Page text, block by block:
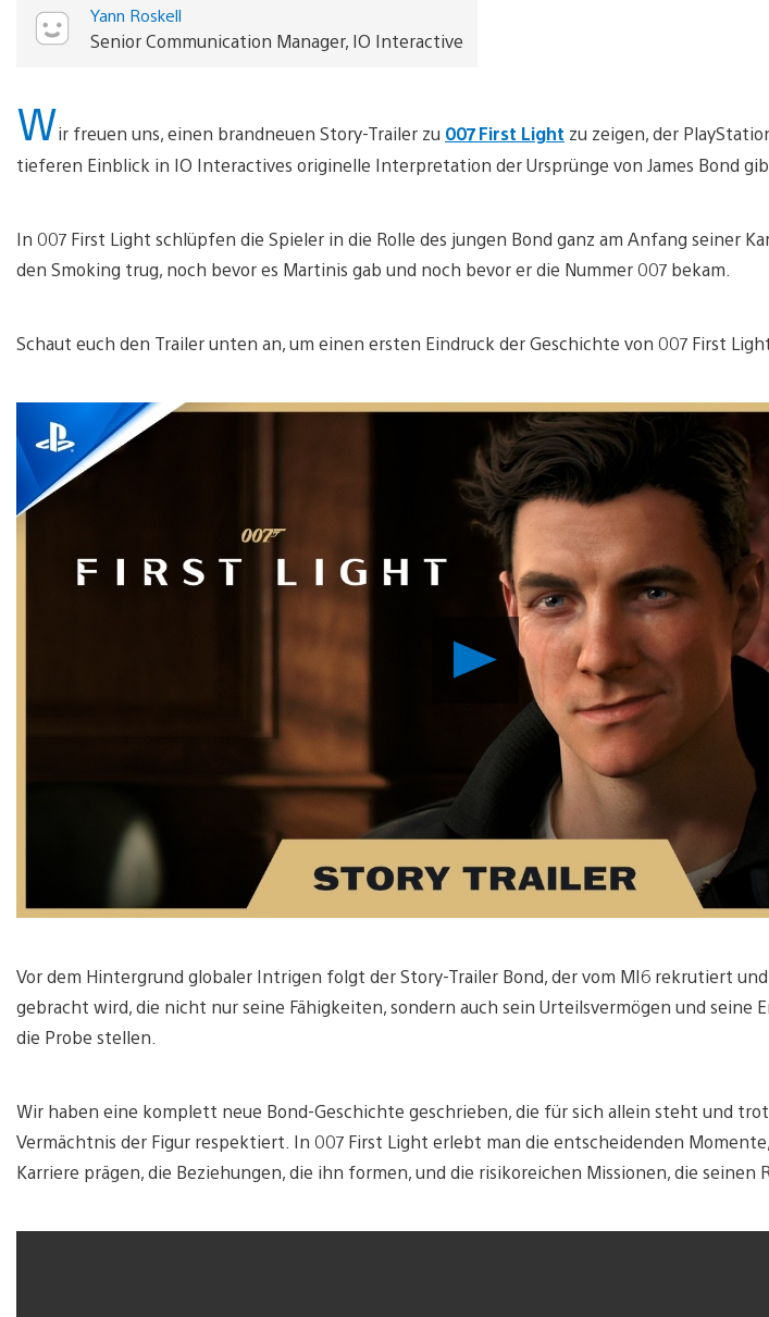
Yann Roskell
Senior Communication Manager, IO Interactive
Wir freuen uns, einen brandneuen Story-Trailer zu 007 First Light zu zeigen, der
tieferen Einblick in IO Interactives originelle Interpretation der Ursprünge von James Bond
In 007 First Light schlüpfen die Spieler in die Rolle des jungen Bond ganz am Anfang seiner
den Smoking trug, noch bevor es Martinis gab und noch bevor er die Nummer 007 bekam.
Schaut euch den Trailer unten an, um einen ersten Eindruck der Geschichte von 007 First
Video
abspielen
Vor dem Hintergrund globaler Intrigen folgt der Story-Trailer Bond, der vom MI6 rekrutiert
gebracht wird, die nicht nur seine Fähigkeiten, sondern auch sein Urteilsvermögen und seine
die Probe stellen.
Wir haben eine komplett neue Bond-Geschichte geschrieben, die für sich allein steht und
Vermächtnis der Figur respektiert. In 007 First Light erlebt man die entscheidenden
Karriere prägen, die Beziehungen, die ihn formen, und die risikoreichen Missionen, die seinen